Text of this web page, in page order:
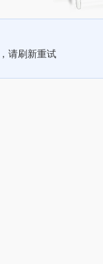
请刷新重试